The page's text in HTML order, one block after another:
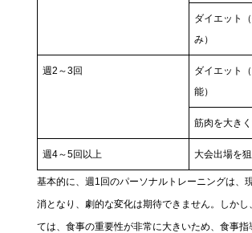
ダイエット
み）
週2～3回
ダイエット
能）
筋肉を大き
週4～5回以上 大会出場を狙
基本的に、週1回のパーソナルトレーニングは、
消となり、劇的な変化は期待できません。しかし
ては、食事の重要性が非常に大きいため、食事指